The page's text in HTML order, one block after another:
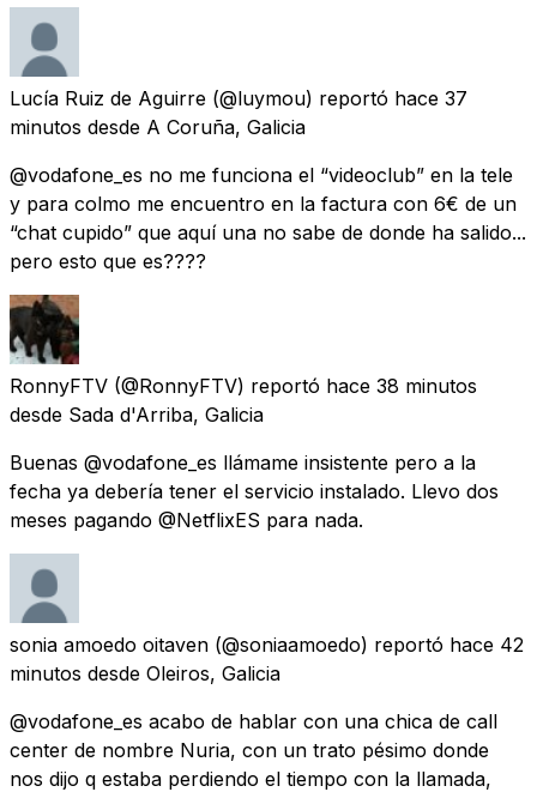
Lucía Ruiz de Aguirre (@luymou) reportó hace 37
minutos desde A Coruña, Galicia
@vodafone_es no me funciona el “videoclub” en la tele
y para colmo me encuentro en la factura con 6€ de un
“chat cupido” que aquí una no sabe de donde ha salido...
pero esto que es????
RonnyFTV (@RonnyFTV) reportó hace 38 minutos
desde Sada d'Arriba, Galicia
Buenas @vodafone_es llámame insistente pero a la
fecha ya debería tener el servicio instalado. Llevo dos
meses pagando @NetflixES para nada.
sonia amoedo oitaven (@soniaamoedo) reportó hace 42
minutos desde Oleiros, Galicia
@vodafone_es acabo de hablar con una chica de call
center de nombre Nuria, con un trato pésimo donde
nos dijo q estaba perdiendo el tiempo con la llamada,